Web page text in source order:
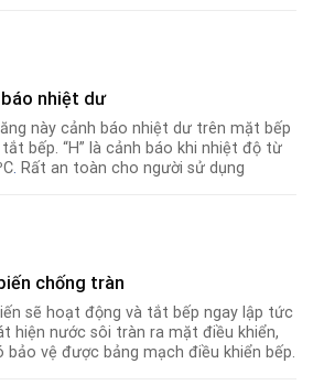
báo nhiệt dư
này cảnh báo nhiệt dư trên mặt bếp
tắt bếp. “H” là cảnh báo khi nhiệt độ từ
. Rất an toàn cho người sử dụng
chống tràn
sẽ hoạt động và tắt bếp ngay lập tức
hiện nước sôi tràn ra mặt điều khiển,
bảo vệ được bảng mạch điều khiển bếp.